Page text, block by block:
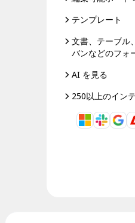
Design
Planning &
目標の策定
組織づくり
ソリューション
エンタープラ
中小企業
ベンチャー
業界別
デジタル
テンプレート
文書、テーブル
バンなどのフォ
AI を見る
250以上のイン